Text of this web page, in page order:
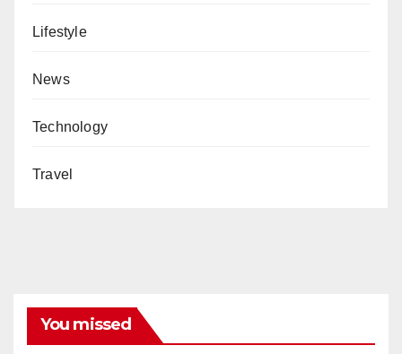
Lifestyle
News
Technology
Travel
You missed